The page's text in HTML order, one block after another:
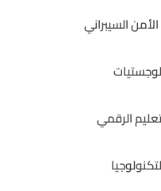
السيبراني
الرقمي